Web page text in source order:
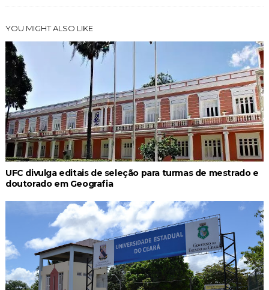
YOU MIGHT ALSO LIKE
UFC divulga editais de seleção para turmas de mestrado e
doutorado em Geografia